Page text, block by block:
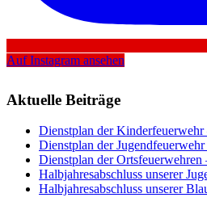
Auf Instagram ansehen
Aktuelle Beiträge
Dienstplan der
Dienstplan der
Dienstplan der
Halbjahresabschluss unserer
Halbjahresabschluss unserer